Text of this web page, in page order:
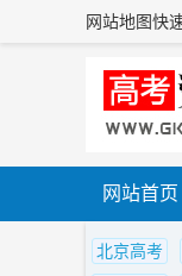
网站地图快
网站首页
北京高考